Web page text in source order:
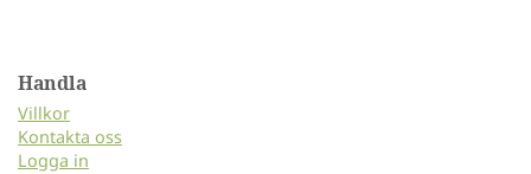
Handla
Villkor
Kontakta oss
Logga in